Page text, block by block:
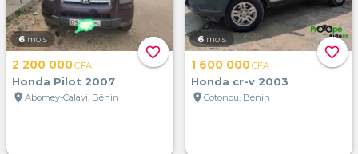
favorite_border
6 mois
2 200 000CFA
Honda Pilot 2007
location_on Abomey-Calavi, Bénin
favorite_border
6 mois
1 600 000CFA
Honda cr-v 2003
location_on Cotonou, Bénin